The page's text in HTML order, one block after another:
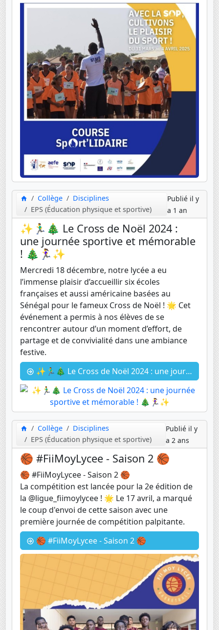
Collège
Disciplines
EPS (Éducation physique et sportive)
Publié il y
a 1 an
✨🏃‍♂️🎄 Le Cross de Noël 2024 :
une journée sportive et mémorable
! 🎄🏃‍♀️✨
Mercredi 18 décembre, notre lycée a eu
l’immense plaisir d’accueillir six écoles
françaises et aussi américaine basées au
Sénégal pour le fameux Cross de Noël ! 🌟 Cet
événement a permis à nos élèves de se
rencontrer autour d’un moment d’effort, de
partage et de convivialité dans une ambiance
festive.
✨🏃‍♂️🎄 Le Cross de Noël 2024 : une journée sportive et mémorable ! 🎄🏃‍♀️✨
Collège
Disciplines
EPS (Éducation physique et sportive)
Publié il y
a 2 ans
🏀 #FiiMoyLycee - Saison 2 🏀
🏀 #FiiMoyLycee - Saison 2 🏀
La compétition est lancée pour la 2e édition de
la @ligue_fiimoylycee ! 🌟 Le 17 avril, a marqué
le coup d'envoi de cette saison avec une
première journée de compétition palpitante.
🏀 #FiiMoyLycee - Saison 2 🏀